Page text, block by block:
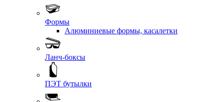
Формы
Алюминиевые формы, касалетки
Ланч-боксы
ПЭТ бутылки